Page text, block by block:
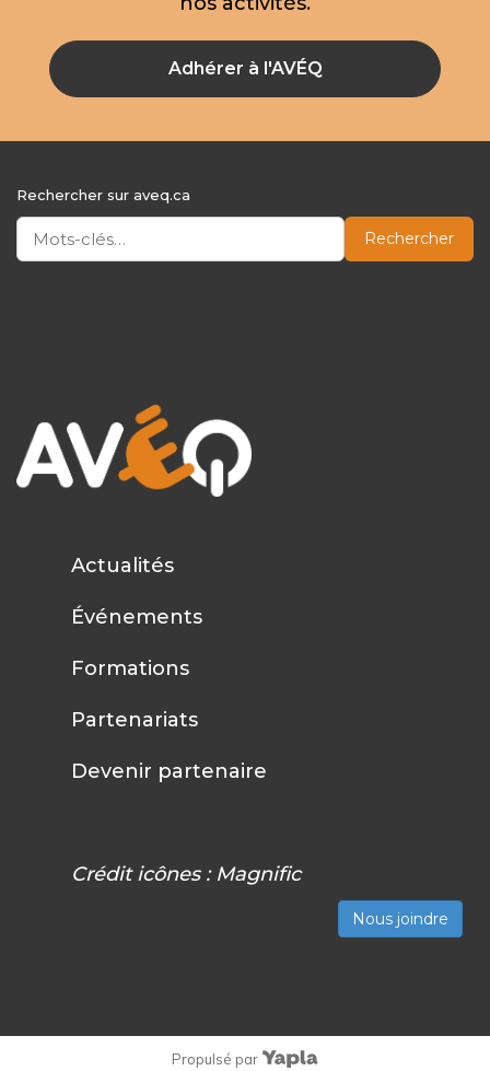
Adhérer à l'AVÉQ
Rechercher sur aveq.ca
Rechercher
Actualités
Événements
Formations
Partenariats
Devenir partenaire
Crédit icônes : Magnific
Nous joindre
Propulsé par